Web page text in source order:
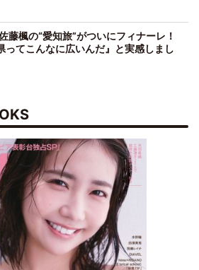
藤楓の“愛知旅”がついにフィナーレ！
ってこんなに広いんだ』と実感しまし